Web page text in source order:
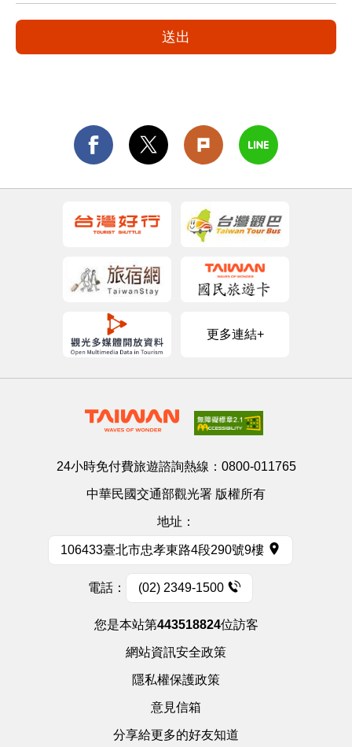
更多連結+
24小時免付費旅遊諮詢熱線： 0800-011765
中華民國交通部觀光署 版權所有
地址：
106433臺北市忠孝東路4段290號9樓
電話： (02) 2349-1500
您是本站第443518824位訪客
網站資訊安全政策
隱私權保護政策
意見信箱
分享給更多的好友知道